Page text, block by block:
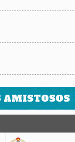
AMISTOSOS